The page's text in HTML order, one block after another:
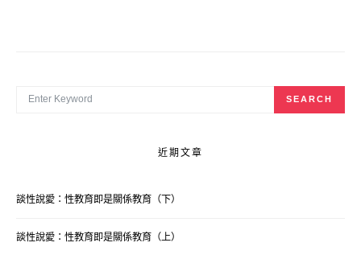
SEARCH
近期文章
談性說愛：性教育即是關係教育（下）
談性說愛：性教育即是關係教育（上）